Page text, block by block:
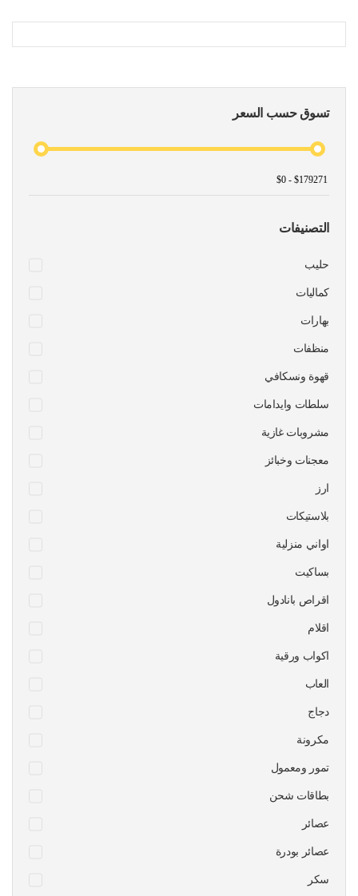
تسوق حسب السعر
التصنيفات
حليب
كماليات
بهارات
منظفات
قهوة ونسكافي
سلطات وايدامات
مشروبات غازية
معجنات وخبائز
ارز
بلاستيكات
اواني منزلية
بساكيت
اقراص بانادول
اقلام
اكواب ورقية
العاب
دجاج
مكرونة
تمور ومعمول
بطاقات شحن
عصائر
عصائر بودرة
سكر